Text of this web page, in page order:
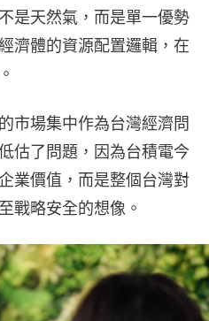
是天然氣，而是單一優勢
濟體的資源配置邏輯，在
市場集中作為台灣經濟問
估了問題，因為台積電今
業價值，而是整個台灣對
戰略安全的想像。